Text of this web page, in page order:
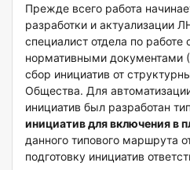
Прежде всего работа
разработки и актуализации
специалист отдела по
нормативными документами
сбор инициатив от
Общества. Для
инициатив был разработан
инициатив для включения в
данного типового маршрута
подготовку инициатив